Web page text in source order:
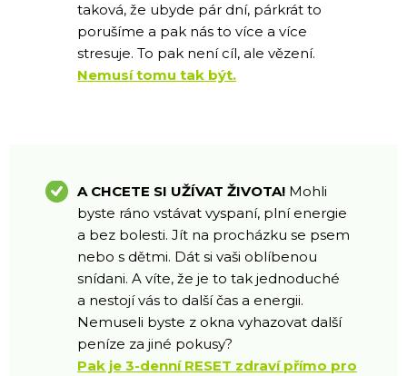
taková, že ubyde pár dní, párkrát to
porušíme a pak nás to více a více
stresuje. To pak není cíl, ale vězení.
Nemusí tomu tak být.
A CHCETE SI UŽÍVAT ŽIVOTA! Mohli
byste ráno vstávat vyspaní, plní energie
a bez bolesti. Jít na procházku se psem
nebo s dětmi. Dát si vaši oblíbenou
snídani. A víte, že je to tak jednoduché
a nestojí vás to další čas a energii.
Nemuseli byste z okna vyhazovat další
peníze za jiné pokusy?
Pak je 3-denní RESET zdraví přímo pro